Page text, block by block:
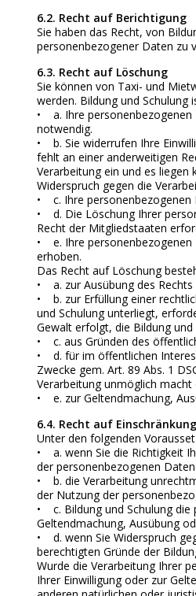
6.2. Recht auf Berichtigung
Sie haben das Recht, von
personenbezogener Daten zu
6.3. Recht auf Löschung
Sie können von Taxi- und
werden. Bildung und
• a. Ihre personenbezogenen
notwendig.
• b. Sie widerrufen Ihre
fehlt an einer anderweitigen
Verarbeitung ein und es liegen
Widerspruch gegen die
• c. Ihre personenbezogenen
• d. Die Löschung Ihrer
Recht der Mitgliedstaaten
• e. Ihre personenbezogenen
erhoben.
Das Recht auf Löschung
• a. zur Ausübung des
• b. zur Erfüllung einer
und Schulung unterliegt,
Gewalt erfolgt, die Bildung
• c. aus Gründen des
• d. für im öffentlichen
Zwecke gem. Art. 89 Abs. 1
Verarbeitung unmöglich
• e. zur Geltendmachung,
6.4. Recht auf
Unter den folgenden
• a. wenn Sie die Richtigkeit
der personenbezogenen
• b. die Verarbeitung
der Nutzung der
• c. Bildung und Schulung die
Geltendmachung, Ausübung
• d. wenn Sie Widerspruch
berechtigten Gründe der
Wurde die Verarbeitung Ihrer
Ihrer Einwilligung oder zur